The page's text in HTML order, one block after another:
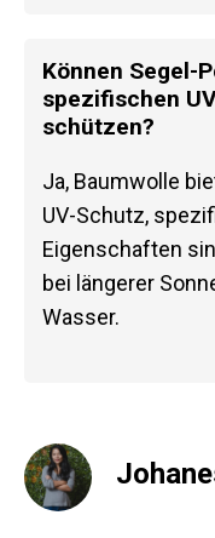
Können Segel-
spezifischen
schützen?
Ja, Baumwolle
UV-Schutz,
Eigenschaften
bei längerer
Wasser.